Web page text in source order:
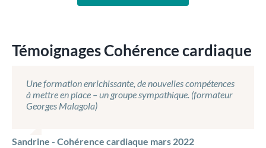
Témoignages Cohérence cardiaque
Une formation enrichissante, de nouvelles compétences
à mettre en place – un groupe sympathique. (formateur
Georges Malagola)
Sandrine - Cohérence cardiaque mars 2022